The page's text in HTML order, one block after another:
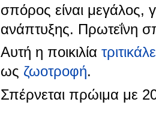
σπόρος είναι μεγάλος,
ανάπτυξης. Πρωτεΐνη
Αυτή η ποικιλία τριτικάλε
ως ζωοτροφή.
Σπέρνεται πρώιμα με